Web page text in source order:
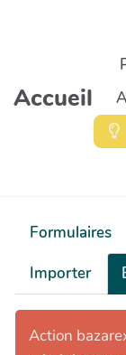
Aller au
Accueil
Formulaires
Importer
Action